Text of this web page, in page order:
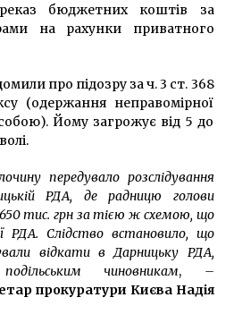
бюджетних коштів за
на рахунки приватного
про підозру за ч. 3 ст. 368
(одержання неправомірної
Йому загрожує від 5 до
передувало розслідування
РДА, де радницю голови
тис. грн за тією ж схемою, що
РДА. Слідство встановило, що
відкати в Дарницьку РДА,
чиновникам, –
прокуратури Києва Надія